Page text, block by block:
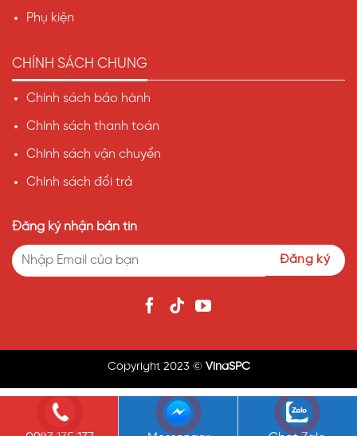
Phụ kiện
CHÍNH SÁCH CHUNG
Chính sách bảo hành
Chính sách thanh toán
Chính sách vận chuyển
Chính sách đổi trả
Đăng ký nhận bản tin
Copyright 2023 © VinaSPC